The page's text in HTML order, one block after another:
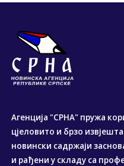
Агенција "СРНА" пружа
цјеловито и брзо
новински садржаји
и рађени у складу са